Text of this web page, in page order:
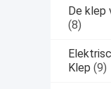
De klep
(8)
Klep (9)